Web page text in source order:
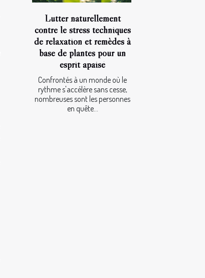
Lutter naturellement
contre le stress techniques
de relaxation et remèdes à
base de plantes pour un
esprit apaisé
Confrontés à un monde où le
rythme s'accélère sans cesse,
nombreuses sont les personnes
en quête...